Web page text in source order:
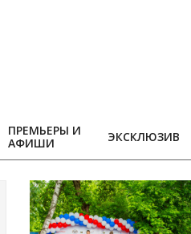
ПРЕМЬЕРЫ И
АФИШИ
ЭКСКЛЮЗИВ